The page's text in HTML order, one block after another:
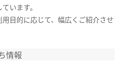
います。
用目的に応じて、幅広くご紹介させ
情報